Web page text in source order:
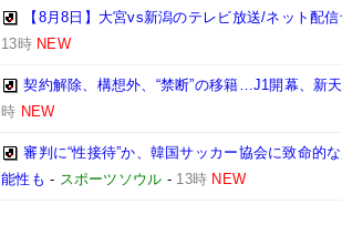
【8月8日】大宮vs新潟のテレビ放送/ネット配
13時 NEW
契約解除、構想外、“禁断”の移籍…J1開幕、新
時 NEW
審判に“性接待”か、韓国サッカー協会に致命
能性も - スポーツソウル - 13時 NEW